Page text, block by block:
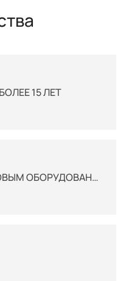
15 ЛЕТ
ДИАГНОСТИКА НОВЫМ ОБОРУДОВАНИЕМ